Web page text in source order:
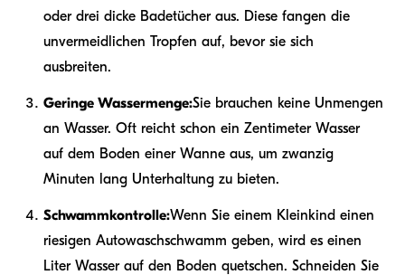
oder drei dicke Badetücher aus. Diese fangen die
unvermeidlichen Tropfen auf, bevor sie sich
ausbreiten.
Geringe Wassermenge:Sie brauchen keine Unmengen
an Wasser. Oft reicht schon ein Zentimeter Wasser
auf dem Boden einer Wanne aus, um zwanzig
Minuten lang Unterhaltung zu bieten.
Schwammkontrolle:Wenn Sie einem Kleinkind einen
riesigen Autowaschschwamm geben, wird es einen
Liter Wasser auf den Boden quetschen. Schneiden Sie